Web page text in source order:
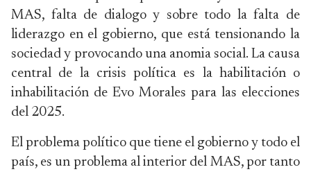
MAS, falta de dialogo y sobre todo la falta de
liderazgo en el gobierno, que está tensionando la
sociedad y provocando una anomia social. La causa
central de la crisis política es la habilitación o
inhabilitación de Evo Morales para las elecciones
del 2025.
El problema político que tiene el gobierno y todo el
país, es un problema al interior del MAS, por tanto